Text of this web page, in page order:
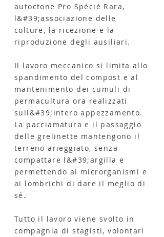
autoctone Pro Spécié Rara,
l&#39;associazione delle
colture, la ricezione e la
riproduzione degli ausiliari.
Il lavoro meccanico si limita allo
spandimento del compost e al
mantenimento dei cumuli di
permacultura ora realizzati
sull&#39;intero appezzamento.
La pacciamatura e il passaggio
delle grelinette mantengono il
terreno arieggiato, senza
compattare l&#39;argilla e
permettendo ai microrganismi e
ai lombrichi di dare il meglio di
sé.
Tutto il lavoro viene svolto in
compagnia di stagisti, volontari